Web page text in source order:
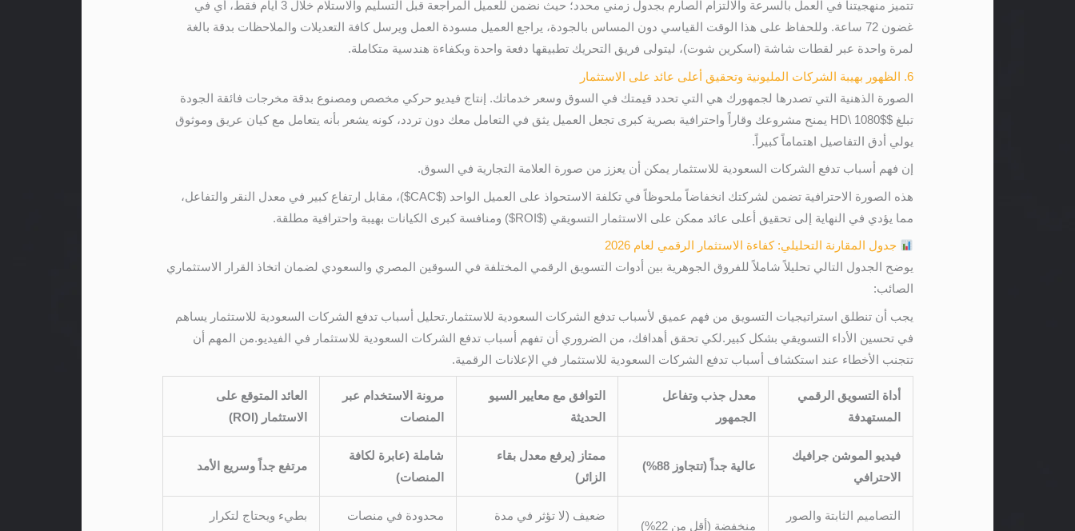
تتميز منهجيتنا في العمل بالسرعة والالتزام الصارم بجدول زمني محدد؛ حيث نضمن للعميل المراجعة قبل التسليم والاستلام خلال 3 أيام فقط، أي في
غضون 72 ساعة. وللحفاظ على هذا الوقت القياسي دون المساس بالجودة، يراجع العميل مسودة العمل ويرسل كافة التعديلات والملاحظات بدقة بالغة
لمرة واحدة عبر لقطات شاشة (اسكرين شوت)، ليتولى فريق التحريك تطبيقها دفعة واحدة وبكفاءة هندسية متكاملة.
6. الظهور بهيبة الشركات المليونية وتحقيق أعلى عائد على الاستثمار
الصورة الذهنية التي تصدرها لجمهورك هي التي تحدد قيمتك في السوق وسعر خدماتك. إنتاج فيديو حركي مخصص ومصنوع بدقة مخرجات فائقة الجودة
تبلغ$HD\ 1080$
يمنح مشروعك وقاراً واحترافية بصرية كبرى تجعل العميل يثق في التعامل معك دون تردد، كونه يشعر بأنه يتعامل مع كيان عريق وموثوق
يولي أدق التفاصيل اهتماماً كبيراً.
إن فهم أسباب تدفع الشركات السعودية للاستثمار يمكن أن يعزز من صورة العلامة التجارية في السوق.
هذه الصورة الاحترافية تضمن لشركتك انخفاضاً ملحوظاً في تكلفة الاستحواذ على العميل الواحد ($CAC$
)، مقابل ارتفاع كبير في معدل النقر والتفاعل،
مما يؤدي في النهاية إلى تحقيق أعلى عائد ممكن على الاستثمار التسويقي ($ROI$ ) ومنافسة كبرى الكيانات بهيبة واحترافية مطلقة.
جدول المقارنة التحليلي: كفاءة الاستثمار الرقمي لعام 2026
يوضح الجدول التالي تحليلاً شاملاً للفروق الجوهرية بين أدوات التسويق الرقمي المختلفة في السوقين المصري والسعودي لضمان اتخاذ القرار الاستثماري
الصائب:
يجب أن تنطلق استراتيجيات التسويق من فهم عميق لأسباب تدفع الشركات السعودية للاستثمار.تحليل أسباب تدفع الشركات السعودية للاستثمار يساهم
في تحسين الأداء التسويقي بشكل كبير.لكي تحقق أهدافك، من الضروري أن تفهم أسباب تدفع الشركات السعودية للاستثمار في الفيديو.من المهم أن
تتجنب الأخطاء عند استكشاف أسباب تدفع الشركات السعودية للاستثمار في الإعلانات الرقمية.
أداة التسويق الرقمي
المستهدفة
معدل جذب وتفاعل
الجمهور
التوافق مع معايير السيو
الحديثة
مرونة الاستخدام عبر
المنصات
العائد المتوقع على
الاستثمار (ROI)
فيديو الموشن جرافيك
الاحترافي
عالية جداً (تتجاوز 88%)
ممتاز (يرفع معدل بقاء
الزائر)
شاملة (عابرة لكافة
المنصات)
مرتفع جداً وسريع الأمد
التصاميم الثابتة والصور
منخفضة (أقل من 22%)
ضعيف (لا تؤثر في مدة
محدودة في منصات
بطيء ويحتاج لتكرار